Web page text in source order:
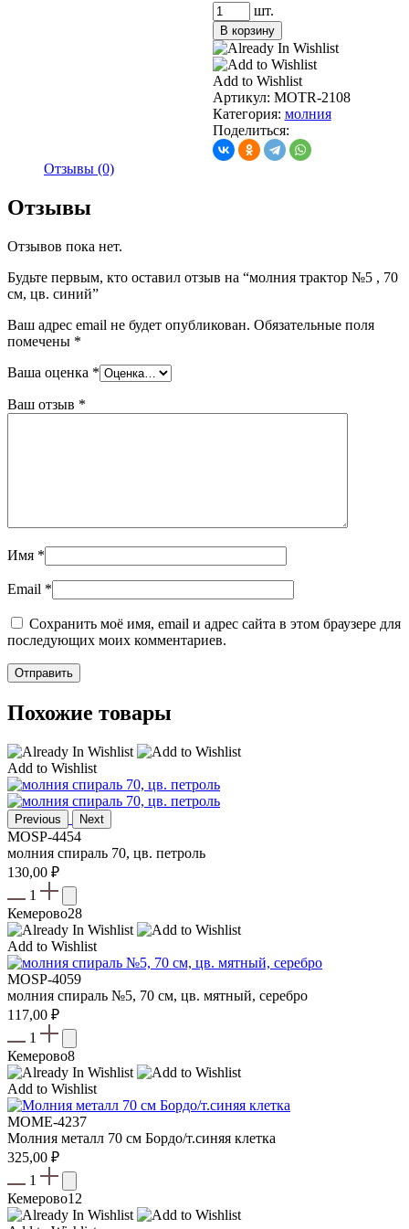
Количество
товара
молния
трактор
№5
,
70
см,
цв.
синий
шт.
В корзину
Add to Wishlist
Артикул: MOTR-2108
Категория: молния
Поделиться:
Отзывы (0)
Отзывы
Отзывов пока нет.
Будьте первым, кто оставил отзыв на “молния трактор №5 , 70
см, цв. синий”
Ваш адрес email не будет опубликован. Обязательные поля
помечены *
Ваша оценка *
Ваш отзыв *
Имя *
Email *
Сохранить моё имя, email и адрес сайта в этом браузере для
последующих моих комментариев.
Похожие товары
Add to Wishlist
Previous Next
MOSP-4454
молния спираль 70, цв. петроль
130,00 ₽
1
Кемерово28
Add to Wishlist
MOSP-4059
молния спираль №5, 70 см, цв. мятный, серебро
117,00 ₽
1
Кемерово8
Add to Wishlist
МOME-4237
Молния металл 70 см Бордо/т.синяя клетка
325,00 ₽
1
Кемерово12